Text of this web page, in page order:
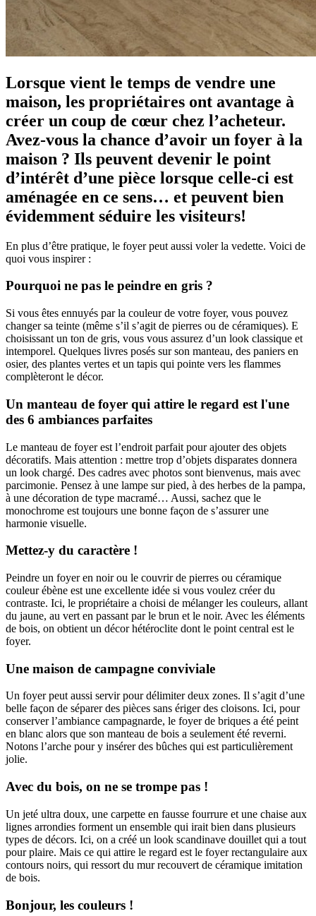
Lorsque vient le temps de vendre une
maison, les propriétaires ont avantage à
créer un coup de cœur chez l’acheteur.
Avez-vous la chance d’avoir un foyer à la
maison ? Ils peuvent devenir le point
d’intérêt d’une pièce lorsque celle-ci est
aménagée en ce sens… et peuvent bien
évidemment séduire les visiteurs!
En plus d’être pratique, le foyer peut aussi voler la vedette. Voici de
quoi vous inspirer :
Pourquoi ne pas le peindre en gris ?
Si vous êtes ennuyés par la couleur de votre foyer, vous pouvez
changer sa teinte (même s’il s’agit de pierres ou de céramiques). E
choisissant un ton de gris, vous vous assurez d’un look classique et
intemporel. Quelques livres posés sur son manteau, des paniers en
osier, des plantes vertes et un tapis qui pointe vers les flammes
complèteront le décor.
Un manteau de foyer qui attire le regard est l'une
des 6 ambiances parfaites
Le manteau de foyer est l’endroit parfait pour ajouter des objets
décoratifs. Mais attention : mettre trop d’objets disparates donnera
un look chargé. Des cadres avec photos sont bienvenus, mais avec
parcimonie. Pensez à une lampe sur pied, à des herbes de la pampa,
à une décoration de type macramé… Aussi, sachez que le
monochrome est toujours une bonne façon de s’assurer une
harmonie visuelle.
Mettez-y du caractère !
Peindre un foyer en noir ou le couvrir de pierres ou céramique
couleur ébène est une excellente idée si vous voulez créer du
contraste. Ici, le propriétaire a choisi de mélanger les couleurs, allant
du jaune, au vert en passant par le brun et le noir. Avec les éléments
de bois, on obtient un décor hétéroclite dont le point central est le
foyer.
Une maison de campagne conviviale
Un foyer peut aussi servir pour délimiter deux zones. Il s’agit d’une
belle façon de séparer des pièces sans ériger des cloisons. Ici, pour
conserver l’ambiance campagnarde, le foyer de briques a été peint
en blanc alors que son manteau de bois a seulement été reverni.
Notons l’arche pour y insérer des bûches qui est particulièrement
jolie.
Avec du bois, on ne se trompe pas !
Un jeté ultra doux, une carpette en fausse fourrure et une chaise aux
lignes arrondies forment un ensemble qui irait bien dans plusieurs
types de décors. Ici, on a créé un look scandinave douillet qui a tout
pour plaire. Mais ce qui attire le regard est le foyer rectangulaire aux
contours noirs, qui ressort du mur recouvert de céramique imitation
de bois.
Bonjour, les couleurs !